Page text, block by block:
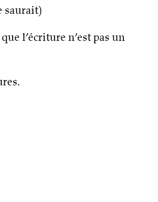
saurait)
l’écriture n’est pas un